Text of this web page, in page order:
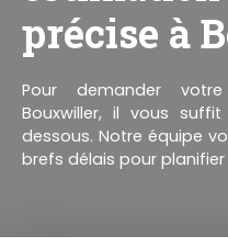
précise à
Pour demander
Bouxwiller, il vous
dessous. Notre équipe
brefs délais pour